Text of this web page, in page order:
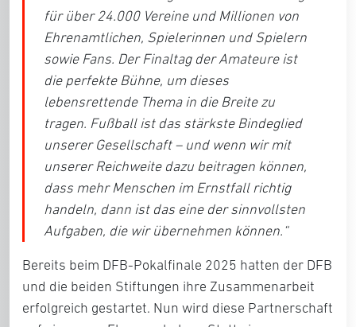
für über 24.000 Vereine und Millionen von
Ehrenamtlichen, Spielerinnen und Spielern
sowie Fans. Der Finaltag der Amateure ist
die perfekte Bühne, um dieses
lebensrettende Thema in die Breite zu
tragen. Fußball ist das stärkste Bindeglied
unserer Gesellschaft – und wenn wir mit
unserer Reichweite dazu beitragen können,
dass mehr Menschen im Ernstfall richtig
handeln, dann ist das eine der sinnvollsten
Aufgaben, die wir übernehmen können. “
Bereits beim DFB-Pokalfinale 2025 hatten der DFB
und die beiden Stiftungen ihre Zusammenarbeit
erfolgreich gestartet. Nun wird diese Partnerschaft